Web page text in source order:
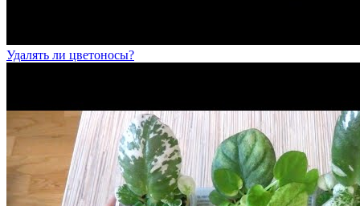
Удалять ли цветоносы?